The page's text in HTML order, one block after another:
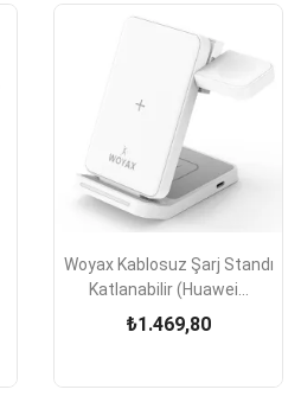
Woyax Kablosuz Şarj Standı
Katlanabilir (Huawei...
₺1.469,80